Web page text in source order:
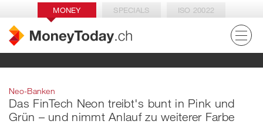
MONEY SPECIALS ISO 20022
Neo-Banken
Das FinTech Neon treibt's bunt in Pink und
Grün – und nimmt Anlauf zu weiterer Farbe